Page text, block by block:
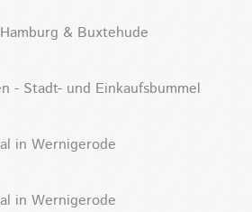
& Buxtehude
- Stadt- und Einkaufsbummel
in Wernigerode
in Wernigerode